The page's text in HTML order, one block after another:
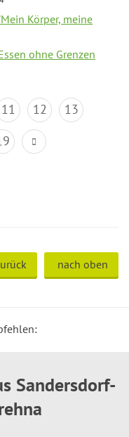
Körper, meine
ohne Grenzen
11 12
13
nach oben
Sandersdorf-